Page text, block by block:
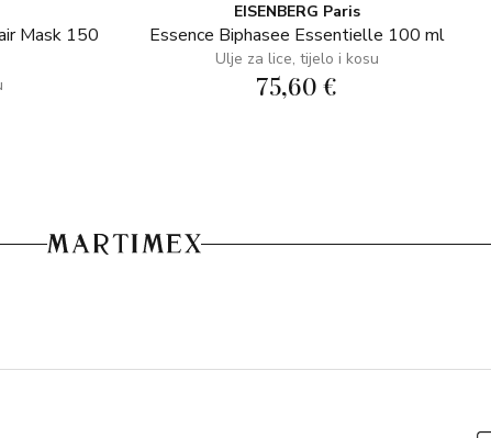
Mask 150
EISENBERG Paris
Essence Biphasee Essentielle 100 ml
Ulje za lice, tijelo i kosu
75,60 €